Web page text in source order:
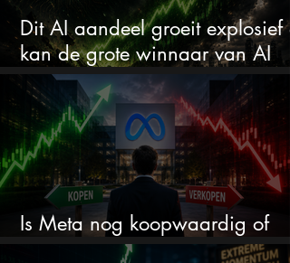
Dit AI aandeel groeit explosief
kan de grote winnaar van AI
worden
Is Meta nog koopwaardig of
wordt het tijd om te verkopen?